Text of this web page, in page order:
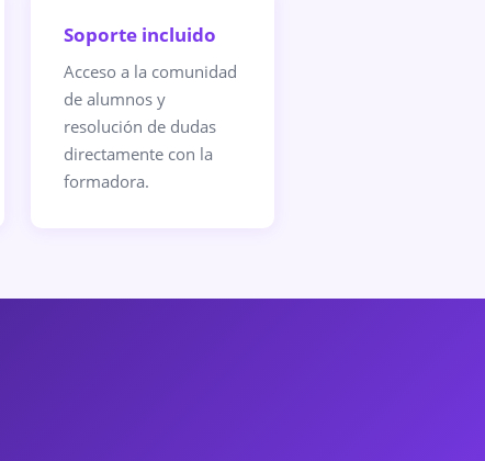
Soporte incluido
Acceso a la comunidad
de alumnos y
resolución de dudas
directamente con la
formadora.